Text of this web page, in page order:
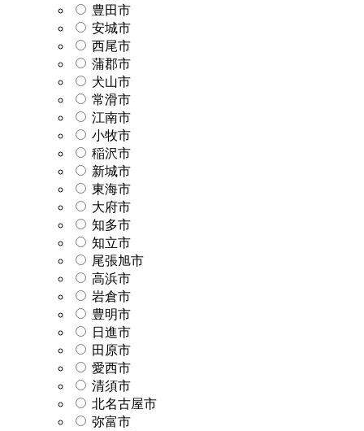
豊田市
安城市
西尾市
蒲郡市
犬山市
常滑市
江南市
小牧市
稲沢市
新城市
東海市
大府市
知多市
知立市
尾張旭市
高浜市
岩倉市
豊明市
日進市
田原市
愛西市
清須市
北名古屋市
弥富市